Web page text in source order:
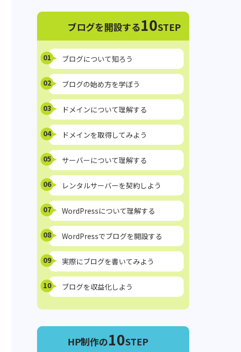
ブログを開設する10STEP
01 ブログについて知ろう
02 ブログの始め方を学ぼう
03 ドメインについて理解する
04 ドメインを取得してみよう
05 サーバーについて理解する
06 レンタルサーバーを契約しよう
07 WordPressについて理解する
08 WordPressでブログを開設する
09 実際にブログを書いてみよう
10 ブログを収益化しよう
HP制作の10STEP